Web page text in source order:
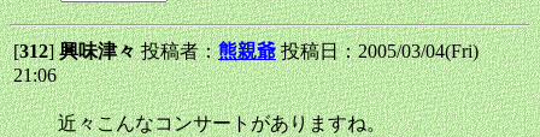
[312]興味津々投稿者：熊親爺 投稿日：2005/03/04(Fri)
21:06
近々こんなコンサートがありますね。